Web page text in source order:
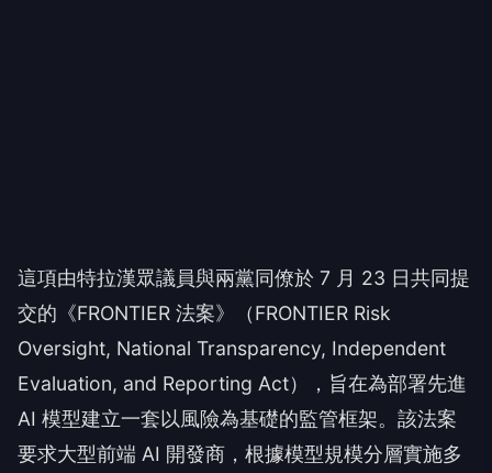
這項由特拉漢眾議員與兩黨同僚於 7 月 23 日共同提
交的《FRONTIER 法案》（FRONTIER Risk
Oversight, National Transparency, Independent
Evaluation, and Reporting Act），旨在為部署先進
AI 模型建立一套以風險為基礎的監管框架。該法案
要求大型前端 AI 開發商，根據模型規模分層實施多